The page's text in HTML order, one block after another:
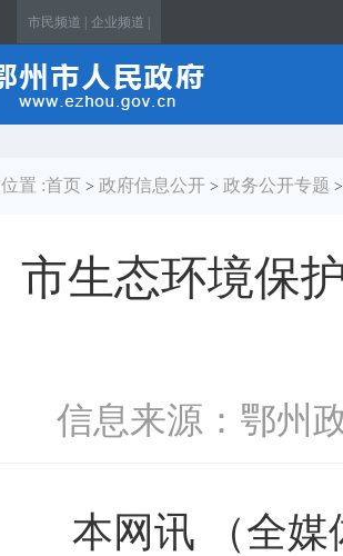
市民频道 | 企业频道 |
置 :首页 > 政府信息公开 > 政务公开专题
市生态环境保
信息来源：鄂州
本网讯 （全媒